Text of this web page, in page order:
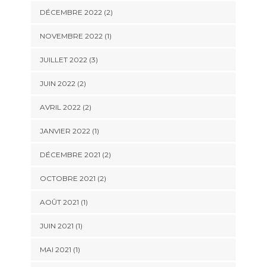
DÉCEMBRE 2022(2)
NOVEMBRE 2022(1)
JUILLET 2022(3)
JUIN 2022(2)
AVRIL 2022(2)
JANVIER 2022(1)
DÉCEMBRE 2021 (2)
OCTOBRE 2021 (2)
AOÛT 2021 (1)
JUIN 2021 (1)
MAI 2021 (1)